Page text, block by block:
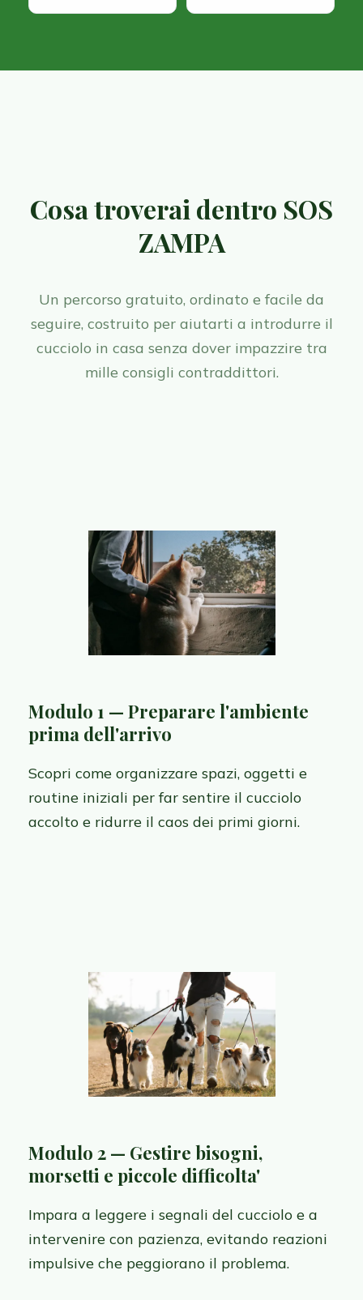
Cosa troverai dentro SOS
ZAMPA
Un percorso gratuito, ordinato e facile da
seguire, costruito per aiutarti a introdurre il
cucciolo in casa senza dover impazzire tra
mille consigli contraddittori.
Modulo 1 — Preparare l'ambiente
prima dell'arrivo
Scopri come organizzare spazi, oggetti e
routine iniziali per far sentire il cucciolo
accolto e ridurre il caos dei primi giorni.
Modulo 2 — Gestire bisogni,
morsetti e piccole difficolta'
Impara a leggere i segnali del cucciolo e a
intervenire con pazienza, evitando reazioni
impulsive che peggiorano il problema.